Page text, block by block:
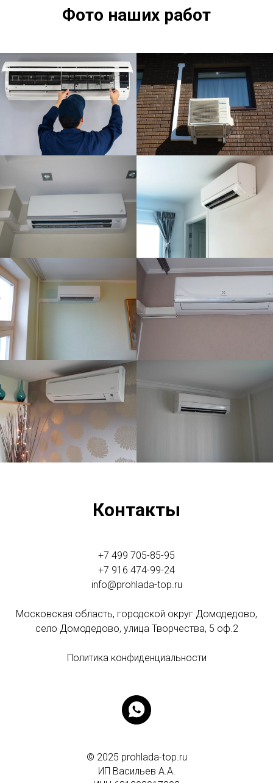
Фото наших работ
Контакты
+7 499 705-85-95
+7 916 474-99-24
info@prohlada-top.ru
Московская область, городской округ Домодедово,
село Домодедово, улица Творчества, 5 оф.2
Политика конфиденциальности
© 2025 prohlada-top.ru
ИП Васильев А.А.